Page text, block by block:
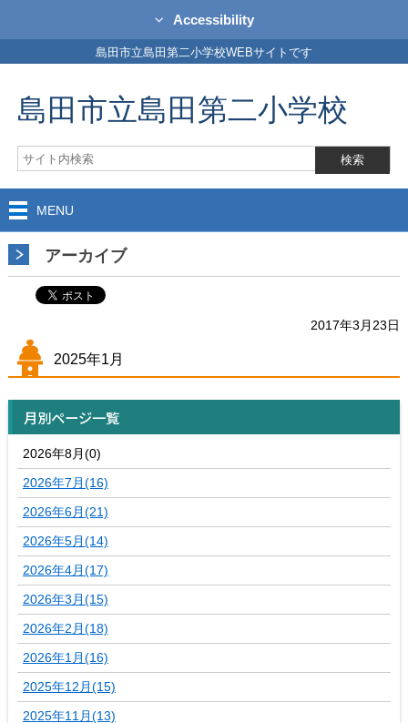
Accessibility
島田市立島田第二小学校WEBサイトです
島田市立島田第二小学校
MENU
アーカイブ
2017年3月23日
2025年1月
月別ページ一覧
2026年8月(0)
2026年7月(16)
2026年6月(21)
2026年5月(14)
2026年4月(17)
2026年3月(15)
2026年2月(18)
2026年1月(16)
2025年12月(15)
2025年11月(13)